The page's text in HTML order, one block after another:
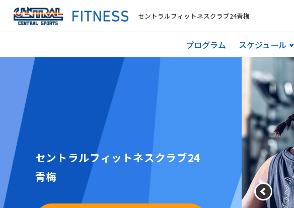
セントラルフィットネスクラブ24青梅
プログラム スケジュール
セントラルフィットネスクラブ24
青梅